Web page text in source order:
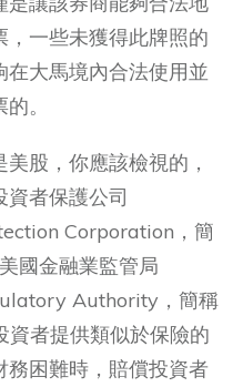
一些未獲得此牌照的
大馬境內合法使用並
。
股，你應該檢視的，
資者保護公司
Corporation，簡
國金融業監管局
Authority，簡稱
資者提供類似於保險的
務困難時，賠償投資者